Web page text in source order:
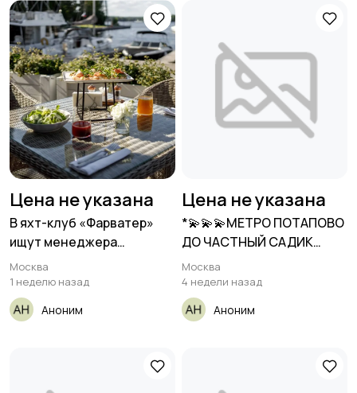
Цена не указана
В яхт-клуб «Фарватер»
ищут менеджера
ресторана:
Москва
1 неделю назад
Аноним
Цена не указана
*💫💫💫МЕТРО ПОТАПОВО
ДО ЧАСТНЫЙ САДИК
АЧЫЛГАН💫💫*
Москва
4 недели назад
Аноним